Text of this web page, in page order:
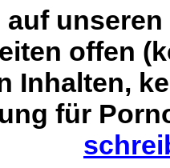
offen
Inhalten,
für